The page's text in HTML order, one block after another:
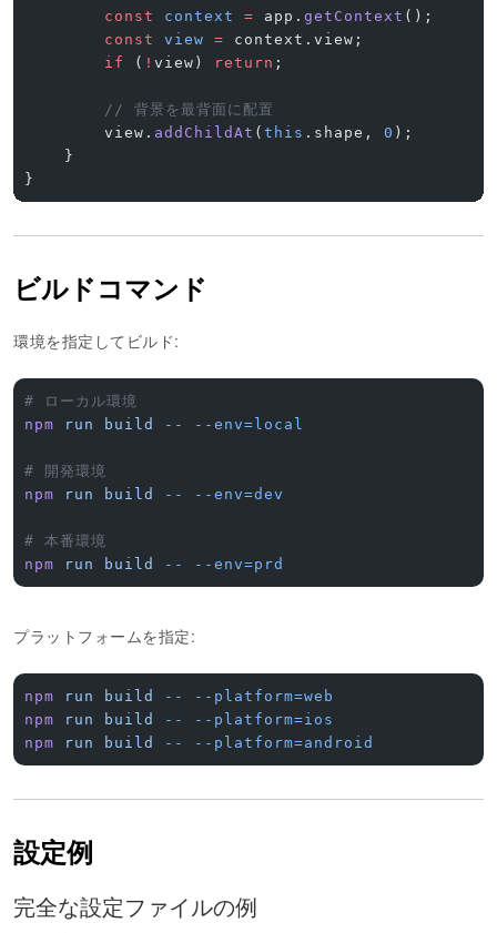
        const
context = app. getContext ();
        const
view = context.view;
        if
( ! view) return ;
        // 背景を最背面に配置
        view.
addChildAt ( this .shape, 0 );
    }
}
ビルドコマンド
環境を指定してビルド:
# ローカル環境
npm run build -- --env=local
# 開発環境
npm run build -- --env=dev
# 本番環境
npm run build -- --env=prd
プラットフォームを指定:
npm run build --
--platform=web
npm run build --
--platform=ios
npm run build -- --platform=android
設定例
完全な設定ファイルの例